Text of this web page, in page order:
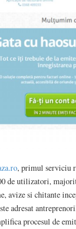
, primul serviciu
de utilizatori,
avize si chitante
adresat
procesul de